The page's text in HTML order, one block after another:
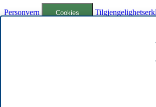
Personvern Cookies